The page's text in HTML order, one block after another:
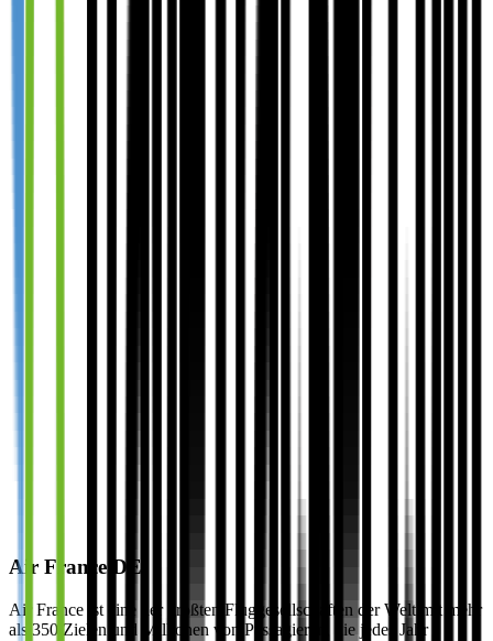
Air France DE
Air France ist eine der größten Fluggesellschaften der Welt mit mehr
als 350 Zielen und Millionen von Passagieren, die jedes Jahr